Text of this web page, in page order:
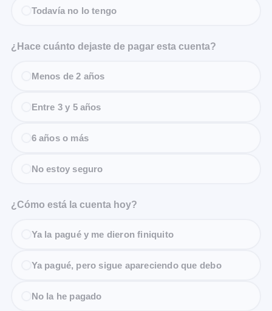
Todavía no lo tengo
¿Hace cuánto dejaste de pagar esta cuenta?
Menos de 2 años
Entre 3 y 5 años
6 años o más
No estoy seguro
¿Cómo está la cuenta hoy?
Ya la pagué y me dieron finiquito
Ya pagué, pero sigue apareciendo que debo
No la he pagado